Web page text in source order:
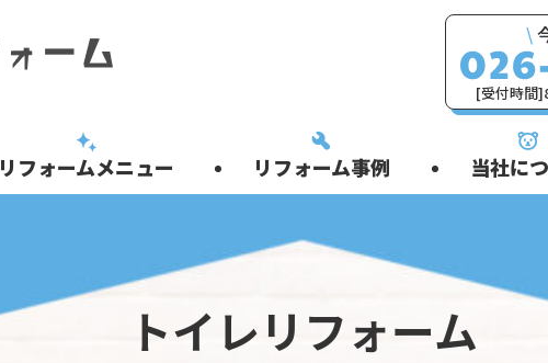
リフォームメニュー リフォーム事例 当社に
\
[受付時間
トイレリフォーム